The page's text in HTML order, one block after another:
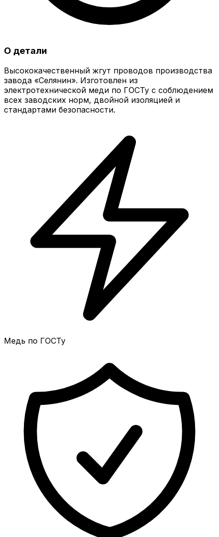
О детали
Высококачественный жгут проводов производства
завода «Селянин». Изготовлен из
электротехнической меди по ГОСТу с соблюдением
всех заводских норм, двойной изоляцией и
стандартами безопасности.
Медь по ГОСТу